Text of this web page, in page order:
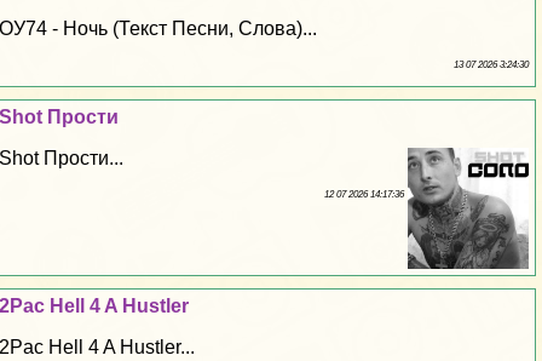
ОУ74 - Ночь (Текст Песни, Слова)...
13 07 2026 3:24:30
Shot Прости
Shot Прости...
12 07 2026 14:17:36
2Pac Hell 4 A Hustler
2Pac Hell 4 A Hustler...